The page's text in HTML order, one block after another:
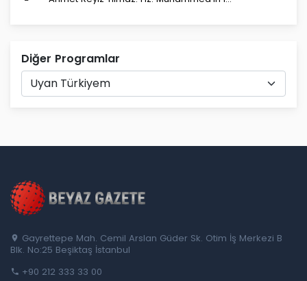
Diğer Programlar
Gayrettepe Mah. Cemil Arslan Güder Sk. Otim İş Merkezi B
Blk. No:25 Beşiktaş İstanbul
+90 212 333 33 00